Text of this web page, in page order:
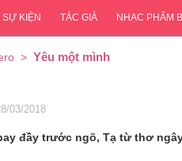
KIỆN TÁC GIẢ NHẠC PHẨM
> Yêu một mình
03/2018
đầy trước ngõ, Tạ từ thơ